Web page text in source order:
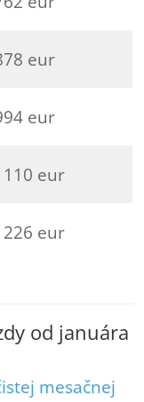
eur
eur
eur
eur
od januára
mesačnej